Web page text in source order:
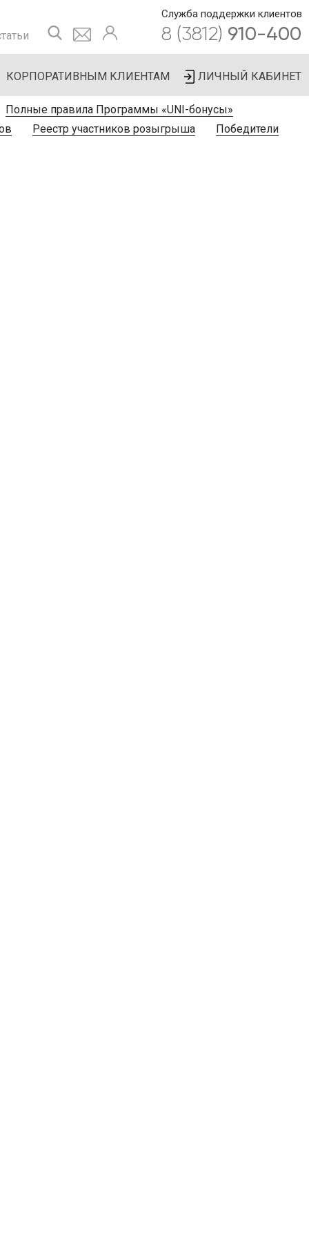
Служба поддержки клиентов
8 (3812) 910-400
КОРПОРАТИВНЫМ КЛИЕНТАМ ЛИЧНЫЙ КАБИНЕТ
Полные правила Программы «UNI-бонусы»
Реестр участников розыгрыша Победители